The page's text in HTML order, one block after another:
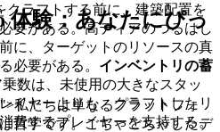
クラフトする前に、建築配置を
要がある。高ティアのつるはし
に、ターゲットのリソースの真
必要がある。 インベントリの蓄
乗数は、未使用の大きなスタッ
イヤーよりも、クラフトしたリ
費するプレイヤーを支持する。
体験：あなたにぴっ
私たちは単なるプラットフォ
哲学です。ごちゃごちゃしたデ